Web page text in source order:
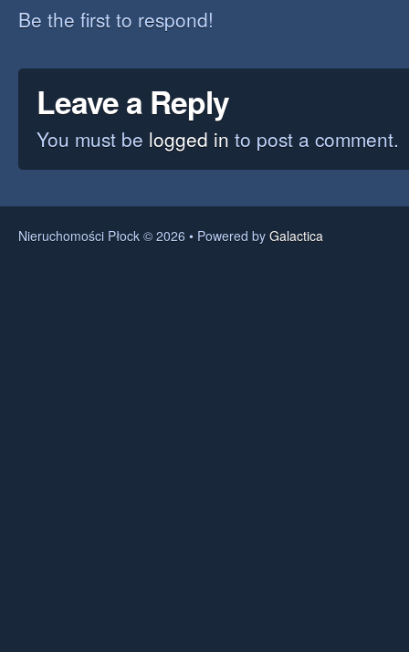
Be the first to respond!
Leave a Reply
You must be logged in to post a comment.
Nieruchomości Płock © 2026 • Powered by Galactica